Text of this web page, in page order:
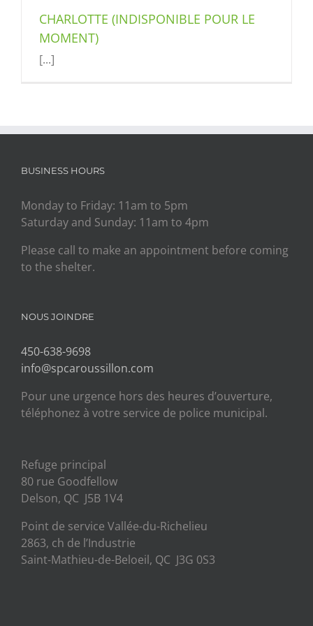
CHARLOTTE (INDISPONIBLE POUR LE
MOMENT)
[...]
BUSINESS HOURS
Monday to Friday: 11am to 5pm
Saturday and Sunday: 11am to 4pm
Please call to make an appointment before coming
to the shelter.
NOUS JOINDRE
450-638-9698
info@spcaroussillon.com
Pour une urgence hors des heures d’ouverture,
téléphonez à votre service de police municipal.
Refuge principal
80 rue Goodfellow
Delson, QC J5B 1V4
Point de service Vallée-du-Richelieu
2863, ch de l’Industrie
Saint-Mathieu-de-Beloeil, QC J3G 0S3